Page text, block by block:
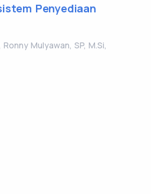
Penyediaan
Mulyawan, SP, M.Si,